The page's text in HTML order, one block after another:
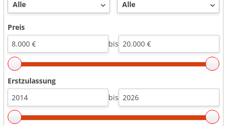
Preis
bis
Erstzulassung
bis